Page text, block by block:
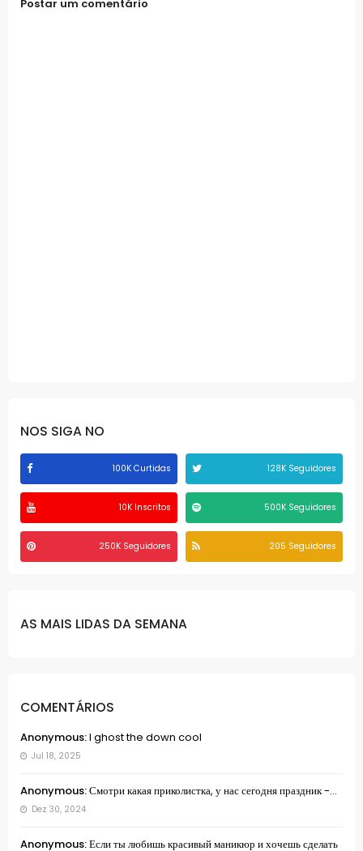
COMENTÁRIOS
Anonymous:I ghost the down cool
Jul 18, 2025
Anonymous:Смотри какая приколистка, у нас сегодня праздник -...
Dez 30, 2024
Anonymous:Если ты любишь красивый маникюр и хочешь сделать
Postar um comentário
NOS SIGA NO
100K Curtidas 128K Seguidores
10K Inscritos 500K Seguidores
250K Seguidores 205 Seguidores
AS MAIS LIDAS DA SEMANA